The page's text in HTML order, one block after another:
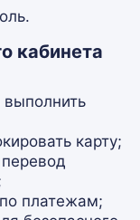
кабинета
карту;
платежам;